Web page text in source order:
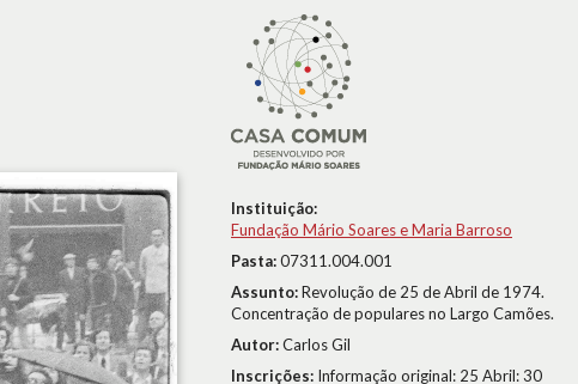
Instituição:
Fundação Mário Soares e Maria Barroso
Pasta:07311.004.001
Assunto:Revolução de 25 de Abril de 1974.
Concentração de populares no Largo Camões.
Autor:Carlos Gil
Inscrições: Informação original: 25 Abril: 30